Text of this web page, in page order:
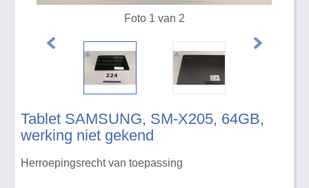
Tablet SAMSUNG, SM-X205, 64GB,
werking niet gekend
Herroepingsrecht van toepassing
Foto 1 van 2